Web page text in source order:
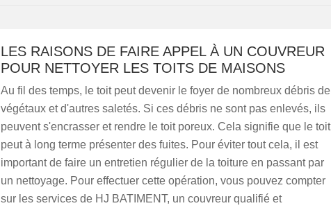
LES RAISONS DE FAIRE APPEL À UN COUVREUR
POUR NETTOYER LES TOITS DE MAISONS
Au fil des temps, le toit peut devenir le foyer de nombreux débris de
végétaux et d'autres saletés. Si ces débris ne sont pas enlevés, ils
peuvent s'encrasser et rendre le toit poreux. Cela signifie que le toit
peut à long terme présenter des fuites. Pour éviter tout cela, il est
important de faire un entretien régulier de la toiture en passant par
un nettoyage. Pour effectuer cette opération, vous pouvez compter
sur les services de HJ BATIMENT, un couvreur qualifié et